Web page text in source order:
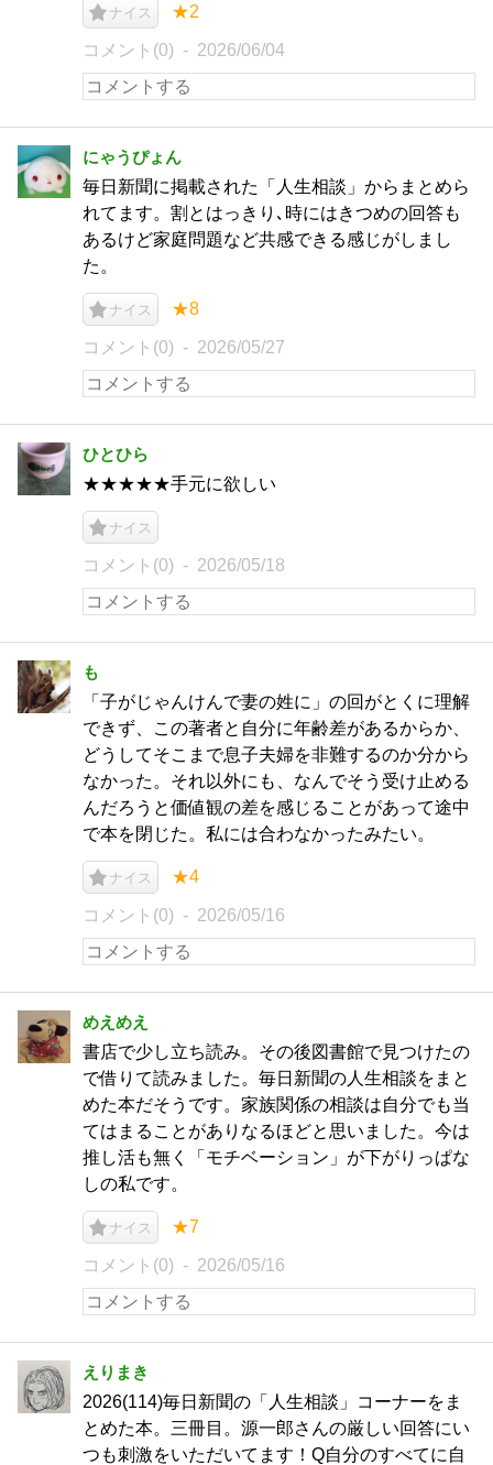
ナイス ★2
コメント(0) 2026/06/04
にゃうぴょん
毎日新聞に掲載された「人生相談」からまとめら
れてます。割とはっきり､時にはきつめの回答も
あるけど家庭問題など共感できる感じがしまし
た。
ナイス ★8
コメント(0) 2026/05/27
ひとひら
★★★★★手元に欲しい
ナイス
コメント(0) 2026/05/18
も
「子がじゃんけんで妻の姓に」の回がとくに理解
できず、この著者と自分に年齢差があるからか、
どうしてそこまで息子夫婦を非難するのか分から
なかった。それ以外にも、なんでそう受け止める
んだろうと価値観の差を感じることがあって途中
で本を閉じた。私には合わなかったみたい。
ナイス ★4
コメント(0) 2026/05/16
めえめえ
書店で少し立ち読み。その後図書館で見つけたの
で借りて読みました。毎日新聞の人生相談をまと
めた本だそうです。家族関係の相談は自分でも当
てはまることがありなるほどと思いました。今は
推し活も無く「モチベーション」が下がりっぱな
しの私です。
ナイス ★7
コメント(0) 2026/05/16
えりまき
2026(114)毎日新聞の「人生相談」コーナーをま
とめた本。三冊目。源一郎さんの厳しい回答にい
つも刺激をいただいてます！Q自分のすべてに自